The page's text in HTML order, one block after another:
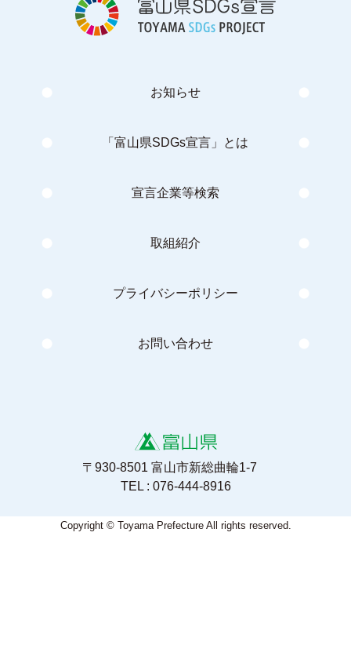
お知らせ
「富山県SDGs宣言」とは
宣言企業等検索
取組紹介
プライバシーポリシー
お問い合わせ
〒930-8501 富山市新総曲輪1-7
TEL : 076-444-8916
Copyright © Toyama Prefecture All rights reserved.